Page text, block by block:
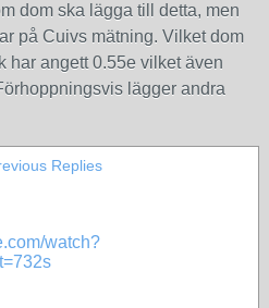
dom ska lägga till detta, men
på Cuivs mätning. Vilket dom
har angett 0.55e vilket även
lägger andra
Replies
watch?